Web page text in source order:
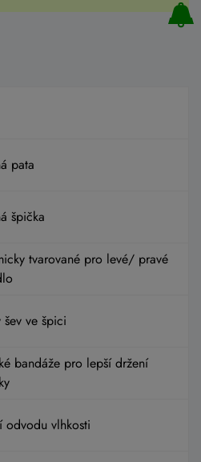
pata
špička
tvarované pro levé/ pravé
ve špici
bandáže pro lepší držení
odvodu vlhkosti